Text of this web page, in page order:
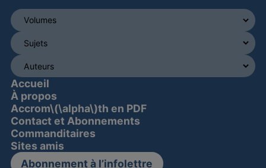
Accueil
À propos
Accrom\(\alpha\)th en PDF
Contact et Abonnements
Commanditaires
Sites amis
Abonnement à l’infolettre